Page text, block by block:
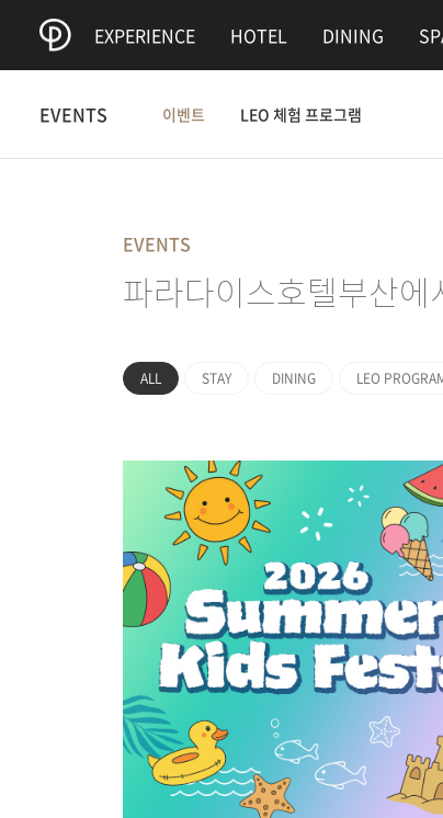
EXPERIENCE HOTEL DINING
EVENTS 이벤트 LEO 체험 프로그램
EVENTS
파라다이스호텔부산
ALL STAY DINING LEO